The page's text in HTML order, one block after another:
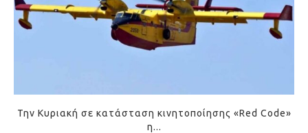
Την Κυριακή σε κατάσταση κινητοποίησης «Red Code»
η...